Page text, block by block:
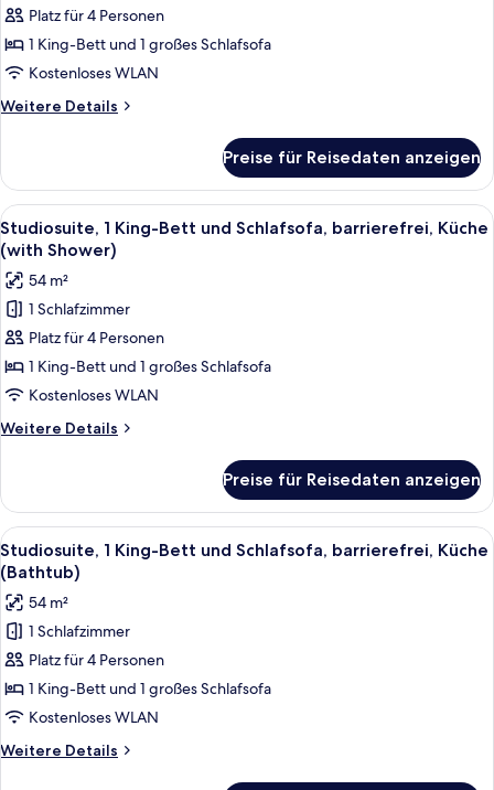
1 King-
Bett
und
Küche
Platz für 4 Personen
1 King-Bett und 1 großes Schlafsofa
Kostenloses WLAN
Weitere Details
Weitere
1 King-
Bett
und
Schlafsofa,
Küche
Preise für Reisedaten anzeigen
Alle
Fotos
für
Studiosuite,
1 King-
Bett
und
Schlafsofa,
barrierefrei,
Küche
Shower)
anzeigen
Ein modernes Wohnzimmer mit
9
Studiosuite, 1 King-Bett und Schlafsofa, barrierefrei, Küche
(with Shower)
54 m²
1 Schlafzimmer
Platz für 4 Personen
1 King-Bett und 1 großes Schlafsofa
Kostenloses WLAN
Weitere Details
Weitere
1 King-
Bett
und
Schlafsofa,
barrierefrei,
Küche
(with
Shower)
Preise für Reisedaten anzeigen
Alle
Fotos
für
Studiosuite,
1 King-
Bett
und
Schlafsofa,
barrierefrei,
Küche
Ein modernes Hotelzimmer mit
7
Studiosuite, 1 King-Bett und Schlafsofa, barrierefrei, Küche
(Bathtub)
54 m²
1 Schlafzimmer
Platz für 4 Personen
1 King-Bett und 1 großes Schlafsofa
Kostenloses WLAN
Weitere Details
Weitere